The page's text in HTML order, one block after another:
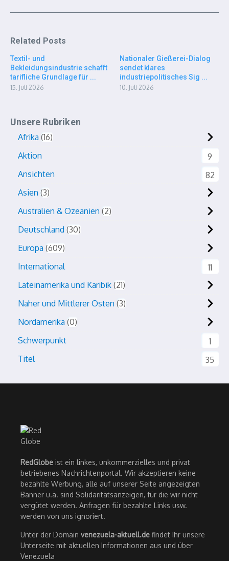
Related Posts
Textil- und
Bekleidungsindustrie schafft
tarifliche Grundlage für ...
15. Juli 2026
Nationaler Gießerei-Dialog
sendet klares
industriepolitisches Sig ...
10. Juli 2026
Unsere Rubriken
Afrika 16
Aktion
9
Ansichten
82
Asien 3
Australien & Ozeanien 2
Deutschland 30
Europa 609
International
11
Lateinamerika und Karibik 21
Naher und Mittlerer Osten 3
Nordamerika 0
Schwerpunkt
1
Titel
35
RedGlobe ist ein linkes, unkommerzielles und privat
betriebenes Nachrichtenportal. Wir akzeptieren keine
bezahlte Werbung, alle auf unserer Seite angezeigten
Banner u.ä. sind Solidaritätsanzeigen, für die wir nicht
vergütet werden. Anfragen für bezahlte Links usw.
werden von uns ignoriert.
Unter der Domain venezuela-aktuell.de findet Ihr unsere
Unterseite mit aktuellen Informationen aus und über
Venezuela